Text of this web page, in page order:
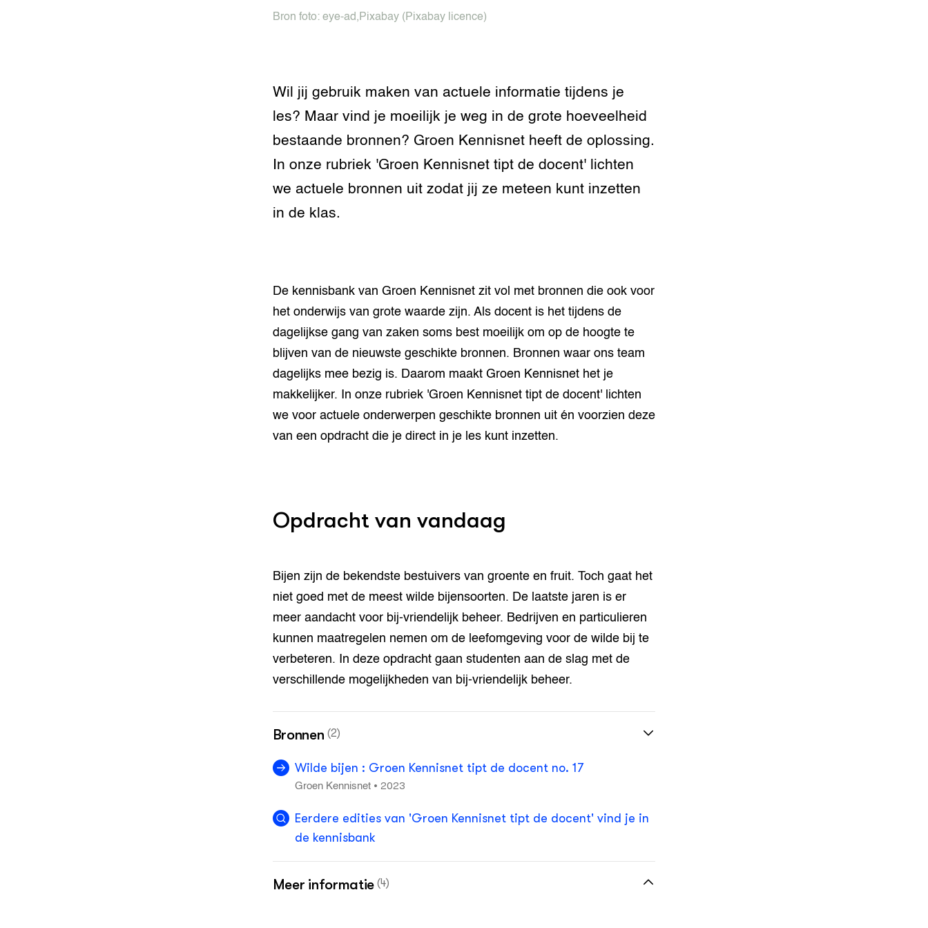
Bron foto: eye-ad, Pixabay(Pixabay licence)
Wil jij gebruik maken van actuele informatie tijdens je
les? Maar vind je moeilijk je weg in de grote hoeveelheid
bestaande bronnen? Groen Kennisnet heeft de oplossing.
In onze rubriek 'Groen Kennisnet tipt de docent' lichten
we actuele bronnen uit zodat jij ze meteen kunt inzetten
in de klas.
De kennisbank van Groen Kennisnet zit vol met bronnen die ook voor
het onderwijs van grote waarde zijn. Als docent is het tijdens de
dagelijkse gang van zaken soms best moeilijk om op de hoogte te
blijven van de nieuwste geschikte bronnen. Bronnen waar ons team
dagelijks mee bezig is. Daarom maakt Groen Kennisnet het je
makkelijker. In onze rubriek 'Groen Kennisnet tipt de docent' lichten
we voor actuele onderwerpen geschikte bronnen uit én voorzien deze
van een opdracht die je direct in je les kunt inzetten.
Opdracht van vandaag
Bijen zijn de bekendste bestuivers van groente en fruit. Toch gaat het
niet goed met de meest wilde bijensoorten. De laatste jaren is er
meer aandacht voor bij-vriendelijk beheer. Bedrijven en particulieren
kunnen maatregelen nemen om de leefomgeving voor de wilde bij te
verbeteren. In deze opdracht gaan studenten aan de slag met de
verschillende mogelijkheden van bij-vriendelijk beheer.
Bronnen (2)
Wilde bijen : Groen Kennisnet tipt de docent no. 17
Groen Kennisnet• 2023
Eerdere edities van 'Groen Kennisnet tipt de docent' vind je in
de kennisbank
Meer informatie (4)